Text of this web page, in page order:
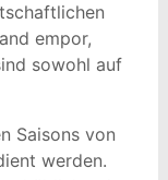
empor,
sowohl auf
Saisons von
werden.